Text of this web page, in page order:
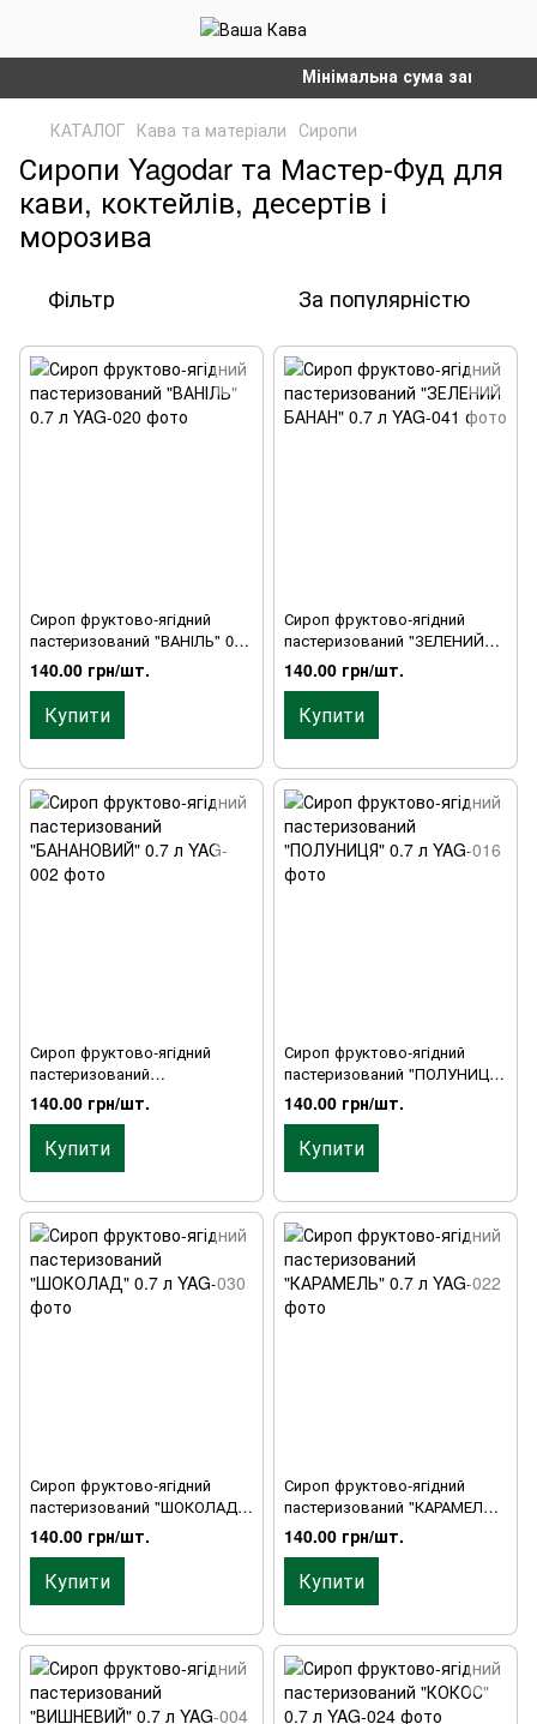
Мінімальна сума замовлення
КАТАЛОГ Кава та матеріали Сиропи
Сиропи Yagodar та Мастер-Фуд для
кави, коктейлів, десертів і
морозива
Фільтр За популярністю
Сироп фруктово-ягідний
пастеризований "ВАНІЛЬ" 0.7
л
140.00 грн/шт.
Купити
Сироп фруктово-ягідний
пастеризований "ЗЕЛЕНИЙ
БАНАН" 0.7 л
140.00 грн/шт.
Купити
Сироп фруктово-ягідний
пастеризований
"БАНАНОВИЙ" 0.7 л
140.00 грн/шт.
Купити
Сироп фруктово-ягідний
пастеризований "ПОЛУНИЦЯ"
0.7 л
140.00 грн/шт.
Купити
Сироп фруктово-ягідний
пастеризований "ШОКОЛАД"
0.7 л
140.00 грн/шт.
Купити
Сироп фруктово-ягідний
пастеризований "КАРАМЕЛЬ"
0.7 л
140.00 грн/шт.
Купити